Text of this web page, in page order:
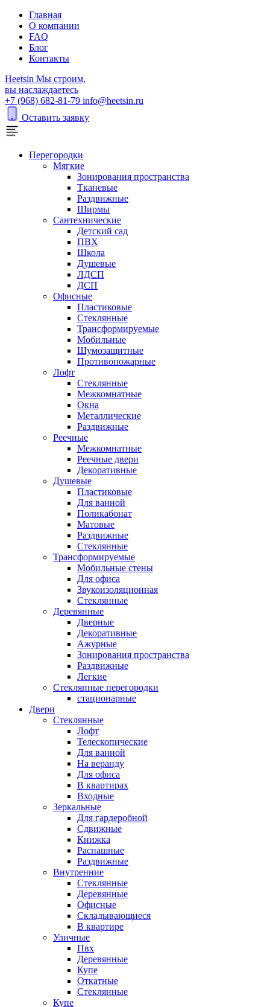
Главная
О компании
FAQ
Блог
Контакты
Heetsin Мы строим,
вы наслаждаетесь
+7 (968) 682-81-79 info@heetsin.ru
Оставить заявку
Перегородки
Мягкие
Зонирования пространства
Тканевые
Раздвижные
Ширмы
Сантехнические
Детский сад
ПВХ
Школа
Душевые
ЛДСП
ДСП
Офисные
Пластиковые
Стеклянные
Трансформируемые
Мобильные
Шумозащитные
Противопожарные
Лофт
Стеклянные
Межкомнатные
Окна
Металлические
Раздвижные
Реечные
Межкомнатные
Реечные двери
Декоративные
Душевые
Пластиковые
Для ванной
Поликабонат
Матовые
Раздвижные
Стеклянные
Трансформируемые
Мобильные стены
Для офиса
Звукоизоляционная
Стеклянные
Деревянные
Дверные
Декоративные
Ажурные
Зонирования пространства
Раздвижные
Легкие
Стеклянные перегородки
стационарные
Двери
Стеклянные
Лофт
Телескопические
Для ванной
На веранду
Для офиса
В квартирах
Входные
Зеркальные
Для гардеробной
Сдвижные
Книжка
Распашные
Раздвижные
Внутренние
Стеклянные
Деревянные
Офисные
Складывающиеся
В квартире
Уличные
Пвх
Деревянные
Купе
Откатные
Стеклянные
Купе